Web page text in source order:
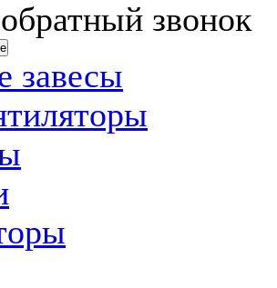
обратный звонок
завесы